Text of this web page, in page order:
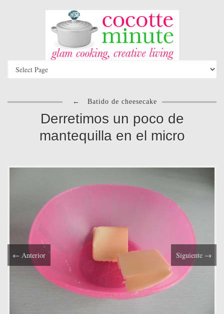
← Batido de cheesecake
Derretimos un poco de
mantequilla en el micro
← Anterior Siguiente →